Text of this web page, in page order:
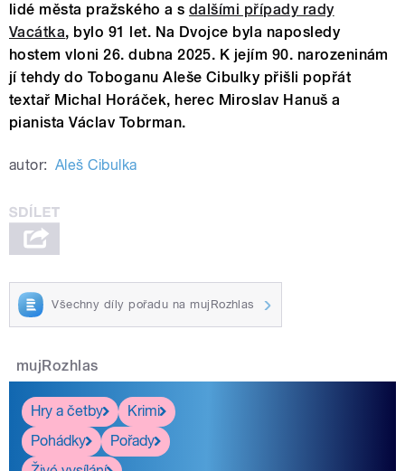
lidé města pražského a s dalšími případy rady
Vacátka, bylo 91 let. Na Dvojce byla naposledy
hostem vloni 26. dubna 2025. K jejím 90. narozeninám
jí tehdy do Toboganu Aleše Cibulky přišli popřát
textař Michal Horáček, herec Miroslav Hanuš a
pianista Václav Tobrman.
autor: Aleš Cibulka
Všechny díly pořadu na mujRozhlas
mujRozhlas
Hry a četby
Krimi
Pohádky
Pořady